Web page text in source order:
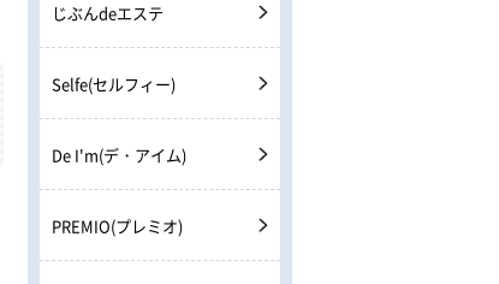
じぶんdeエステ
Selfe(セルフィー)
De I'm(デ・アイム)
PREMIO(プレミオ)